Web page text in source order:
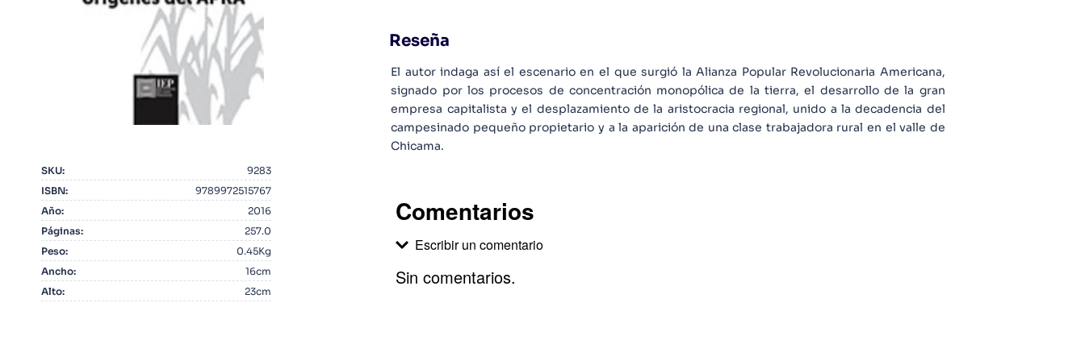
SKU:
9283
ISBN:
9789972515767
Año:
2016
Páginas:
257.0
Peso:
0.45Kg
Ancho:
16cm
Alto: 23cm
Reseña
El autor indaga así el escenario en el que surgió la Alianza Popular Revolucionaria Americana,
signado por los procesos de concentración monopólica de la tierra, el desarrollo de la gran
empresa capitalista y el desplazamiento de la aristocracia regional, unido a la decadencia del
campesinado pequeño propietario y a la aparición de una clase trabajadora rural en el valle de
Chicama.
Comentarios
Escribir un comentario
Sin comentarios.